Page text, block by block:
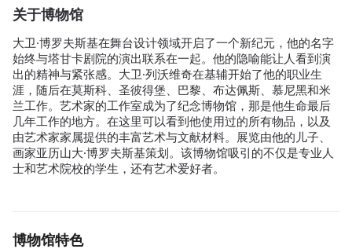
关于博物馆
大卫·博罗夫斯基在舞台设计领域开启了一个新纪元，他的名字
始终与塔甘卡剧院的演出联系在一起。他的隐喻能让人看到演
出的精神与紧张感。大卫·列沃维奇在基辅开始了他的职业生
涯，随后在莫斯科、圣彼得堡、巴黎、布达佩斯、慕尼黑和米
兰工作。艺术家的工作室成为了纪念博物馆，那是他生命最后
几年工作的地方。在这里可以看到他使用过的所有物品，以及
由艺术家家属提供的丰富艺术与文献材料。展览由他的儿子、
画家亚历山大·博罗夫斯基策划。该博物馆吸引的不仅是专业人
士和艺术院校的学生，还有艺术爱好者。
博物馆特色